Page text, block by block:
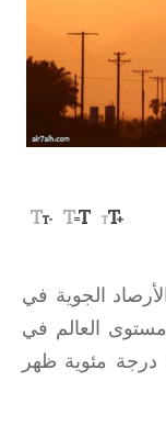
الجوية في
العالم في
الظل، حيث سجلت مدينة الجهراء 51 درجة مئوية ظهر